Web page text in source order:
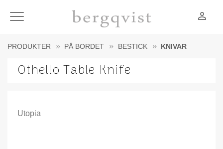
Meny person_outline
PRODUKTER PÅ BORDET BESTICK KNIVAR
Othello Table Knife
Utopia